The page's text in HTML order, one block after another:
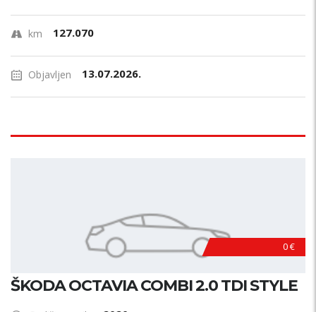
km 127.070
Objavljen 13.07.2026.
0 €
ŠKODA OCTAVIA COMBI 2.0 TDI STYLE